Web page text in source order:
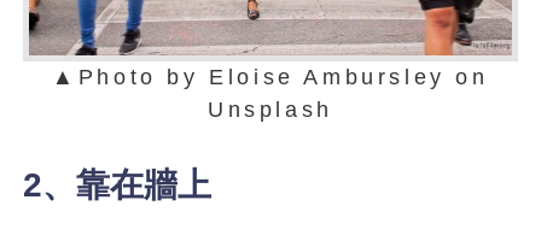
▲Photo by Eloise Ambursley on
Unsplash
2、靠在牆上